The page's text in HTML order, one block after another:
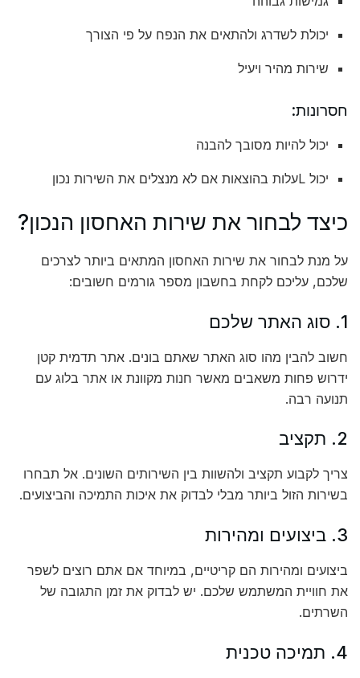
יכולת לשדרג ולהתאים את הנפח על פי הצורך
שירות מהיר ויעיל
חסרונות:
יכול להיות מסובך להבנה
יכול Lעלות בהוצאות אם לא מנצלים את השירות נכון
כיצד לבחור את שירות האחסון הנכון?
על מנת לבחור את שירות האחסון המתאים ביותר לצרכים
שלכם, עליכם לקחת בחשבון מספר גורמים חשובים:
1. סוג האתר שלכם
חשוב להבין מהו סוג האתר שאתם בונים. אתר תדמית קטן
ידרוש פחות משאבים מאשר חנות מקוונת או אתר בלוג עם
תנועה רבה.
2. תקציב
צריך לקבוע תקציב ולהשוות בין השירותים השונים. אל תבחרו
בשירות הזול ביותר מבלי לבדוק את איכות התמיכה והביצועים.
3. ביצועים ומהירות
ביצועים ומהירות הם קריטיים, במיוחד אם אתם רוצים לשפר
את חוויית המשתמש שלכם. יש לבדוק את זמן התגובה של
השרתים.
4. תמיכה טכנית